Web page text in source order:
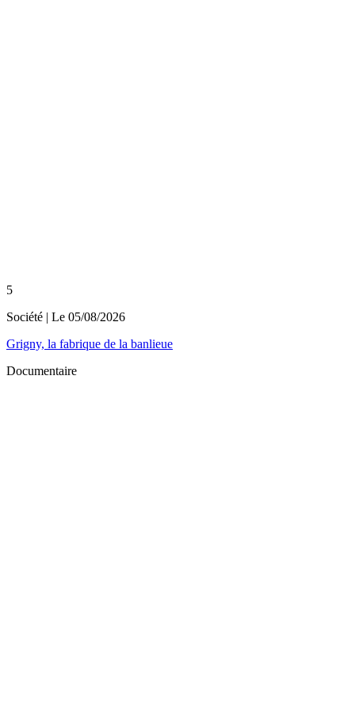
5
Société | Le 05/08/2026
Grigny, la fabrique de la banlieue
Documentaire